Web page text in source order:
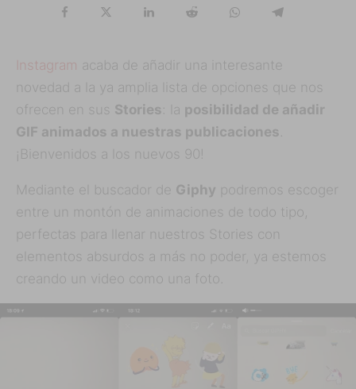
Instagram acaba de añadir una interesante
novedad a la ya amplia lista de opciones que nos
ofrecen en sus Stories : la posibilidad de añadir
GIF animados a nuestras publicaciones
¡Bienvenidos a los nuevos 90!
Mediante el buscador de Giphy podremos escoger
entre un montón de animaciones de todo tipo,
perfectas para llenar nuestros Stories con
elementos absurdos a más no poder, ya estemos
creando un video como una foto.